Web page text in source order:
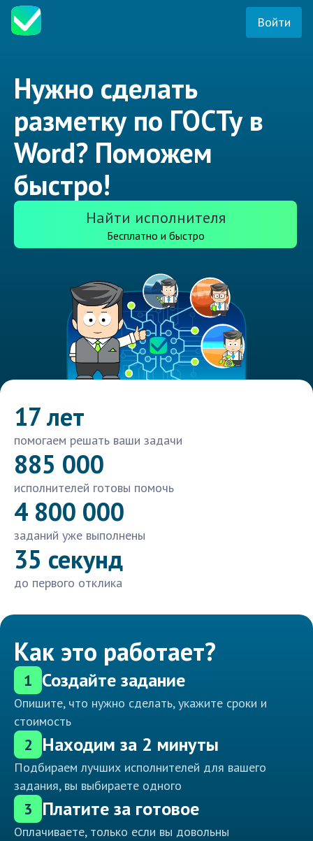
Войти
Нужно сделать
разметку по ГОСТу в
Word? Поможем
быстро!
Найти исполнителя
Бесплатно и быстро
17 лет
помогаем решать ваши задачи
885 000
исполнителей готовы помочь
4 800 000
заданий уже выполнены
35 секунд
до первого отклика
Как это работает?
1 Создайте задание
Опишите, что нужно сделать, укажите сроки и
стоимость
2 Находим за 2 минуты
Подбираем лучших исполнителей для вашего
задания, вы выбираете одного
3 Платите за готовое
Оплачиваете, только если вы довольны